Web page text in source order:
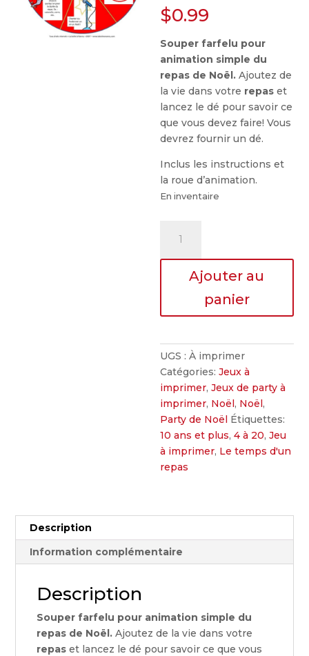
$0.99
Souper farfelu pour
animation simple du
repas de Noël. Ajoutez de
la vie dans votre repas et
lancez le dé pour savoir ce
que vous devez faire! Vous
devrez fournir un dé.
Inclus les instructions et
la roue d’animation.
En inventaire
Repas
animé
repas
de
Noël!
Ajouter au
panier
UGS :À imprimer
Catégories:Jeux à
imprimer,Jeux de party à
imprimer, Noël, Noël,
Party de Noël Étiquettes:
10 ans et plus,4 à 20,Jeu
à imprimer, Le temps d'un
repas
Description
Information complémentaire
Description
Souper farfelu pour animation simple du
repas de Noël. Ajoutez de la vie dans votre
repas et lancez le dé pour savoir ce que vous